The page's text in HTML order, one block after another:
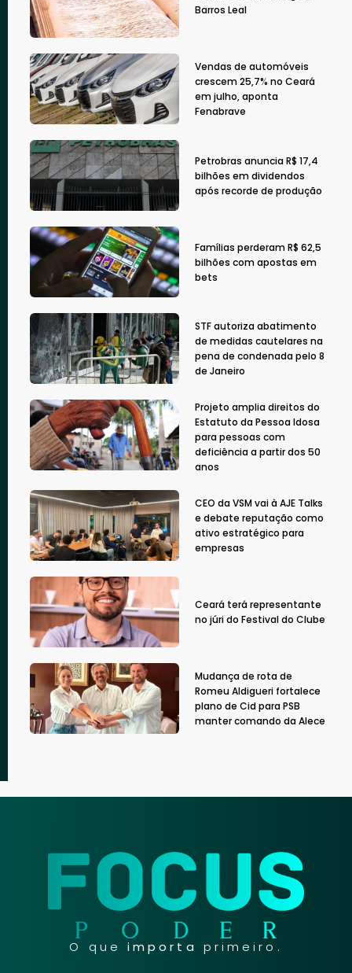
Barros Leal
Vendas de automóveis
crescem 25,7% no Ceará
em julho, aponta
Fenabrave
Petrobras anuncia R$ 17,4
bilhões em dividendos
após recorde de produção
Famílias perderam R$ 62,5
bilhões com apostas em
bets
STF autoriza abatimento
de medidas cautelares na
pena de condenada pelo 8
de Janeiro
Projeto amplia direitos do
Estatuto da Pessoa Idosa
para pessoas com
deficiência a partir dos 50
anos
CEO da VSM vai à AJE Talks
e debate reputação como
ativo estratégico para
empresas
Ceará terá representante
no júri do Festival do Clube
Mudança de rota de
Romeu Aldigueri fortalece
plano de Cid para PSB
manter comando da Alece
O que importa primeiro.